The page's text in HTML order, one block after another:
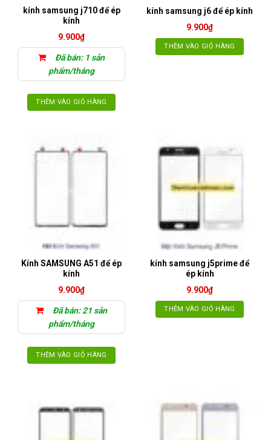
kính samsung j710 để ép
kính
9.900₫
Đã bán: 1 sản
phẩm/tháng
THÊM VÀO GIỎ HÀNG
kính samsung j6 để ép kính
9.900₫
THÊM VÀO GIỎ HÀNG
Kính SAMSUNG A51 để ép
kính
9.900₫
Đã bán: 21 sản
phẩm/tháng
THÊM VÀO GIỎ HÀNG
kính samsung j5prime để
ép kính
9.900₫
THÊM VÀO GIỎ HÀNG